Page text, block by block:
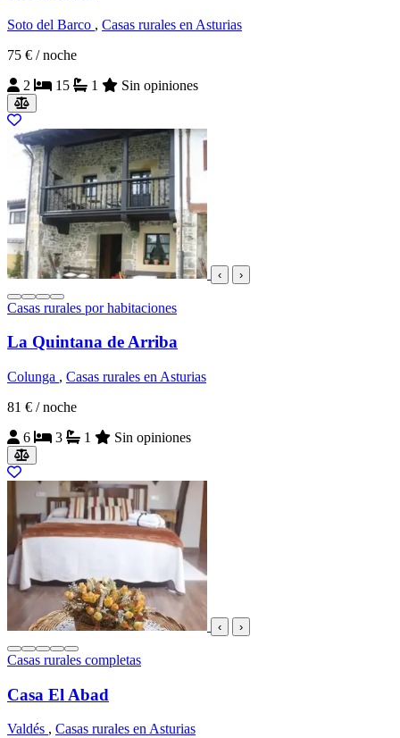
Soto del Barco , Casas rurales en Asturias
75 € / noche
2
15 1 Sin opiniones
‹ ›
Casas rurales por habitaciones
La Quintana de Arriba
Colunga , Casas rurales en Asturias
81 € / noche
6
3 1 Sin opiniones
‹ ›
Casas rurales completas
Casa El Abad
Valdés , Casas rurales en Asturias